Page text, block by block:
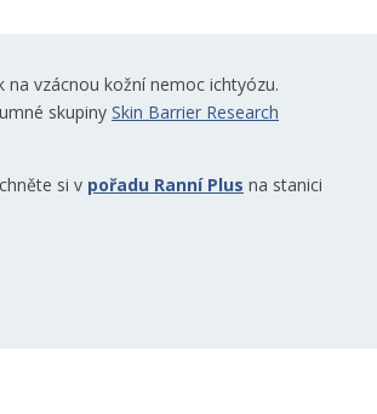
na vzácnou kožní nemoc ichtyózu.
skupiny Skin Barrier Research
si v pořadu Ranní Plus na stanici